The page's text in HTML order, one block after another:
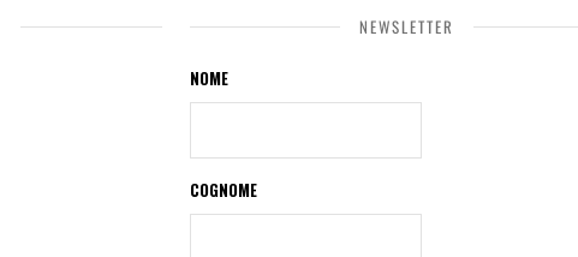
NEWSLETTER
NOME
COGNOME